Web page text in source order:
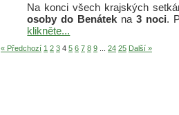
Na konci všech krajských
osoby do Benátek na3 noci.
klikněte...
« Předchozí 1 2 3 4 5 6 7 8 9 24 25 Další »